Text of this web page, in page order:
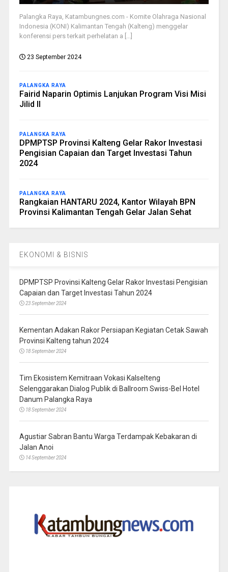
Palangka Raya, Katambungnes.com - Komite Olahraga Nasional
Indonesia (KONI) Kalimantan Tengah (Kalteng) menggelar
konferensi pers terkait perhelatan a [...]
23 September 2024
PALANGKA RAYA
Fairid Naparin Optimis Lanjukan Program Visi Misi
Jilid II
PALANGKA RAYA
DPMPTSP Provinsi Kalteng Gelar Rakor Investasi
Pengisian Capaian dan Target Investasi Tahun
2024
PALANGKA RAYA
Rangkaian HANTARU 2024, Kantor Wilayah BPN
Provinsi Kalimantan Tengah Gelar Jalan Sehat
EKONOMI & BISNIS
DPMPTSP Provinsi Kalteng Gelar Rakor Investasi Pengisian
Capaian dan Target Investasi Tahun 2024
23 September 2024
Kementan Adakan Rakor Persiapan Kegiatan Cetak Sawah
Provinsi Kalteng tahun 2024
18 September 2024
Tim Ekosistem Kemitraan Vokasi Kalselteng
Selenggarakan Dialog Publik di Ballroom Swiss-Bel Hotel
Danum Palangka Raya
18 September 2024
Agustiar Sabran Bantu Warga Terdampak Kebakaran di
Jalan Anoi
14 September 2024